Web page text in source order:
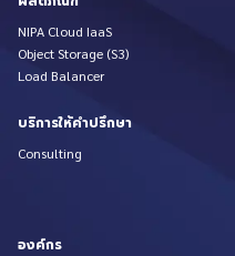
NIPA Cloud IaaS
Object Storage (S3)
Load Balancer
บริการให้คำปรึกษา
Consulting
องค์กร